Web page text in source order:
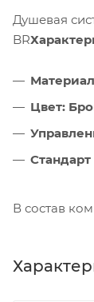
Душевая
BR
Цвет:
В состав